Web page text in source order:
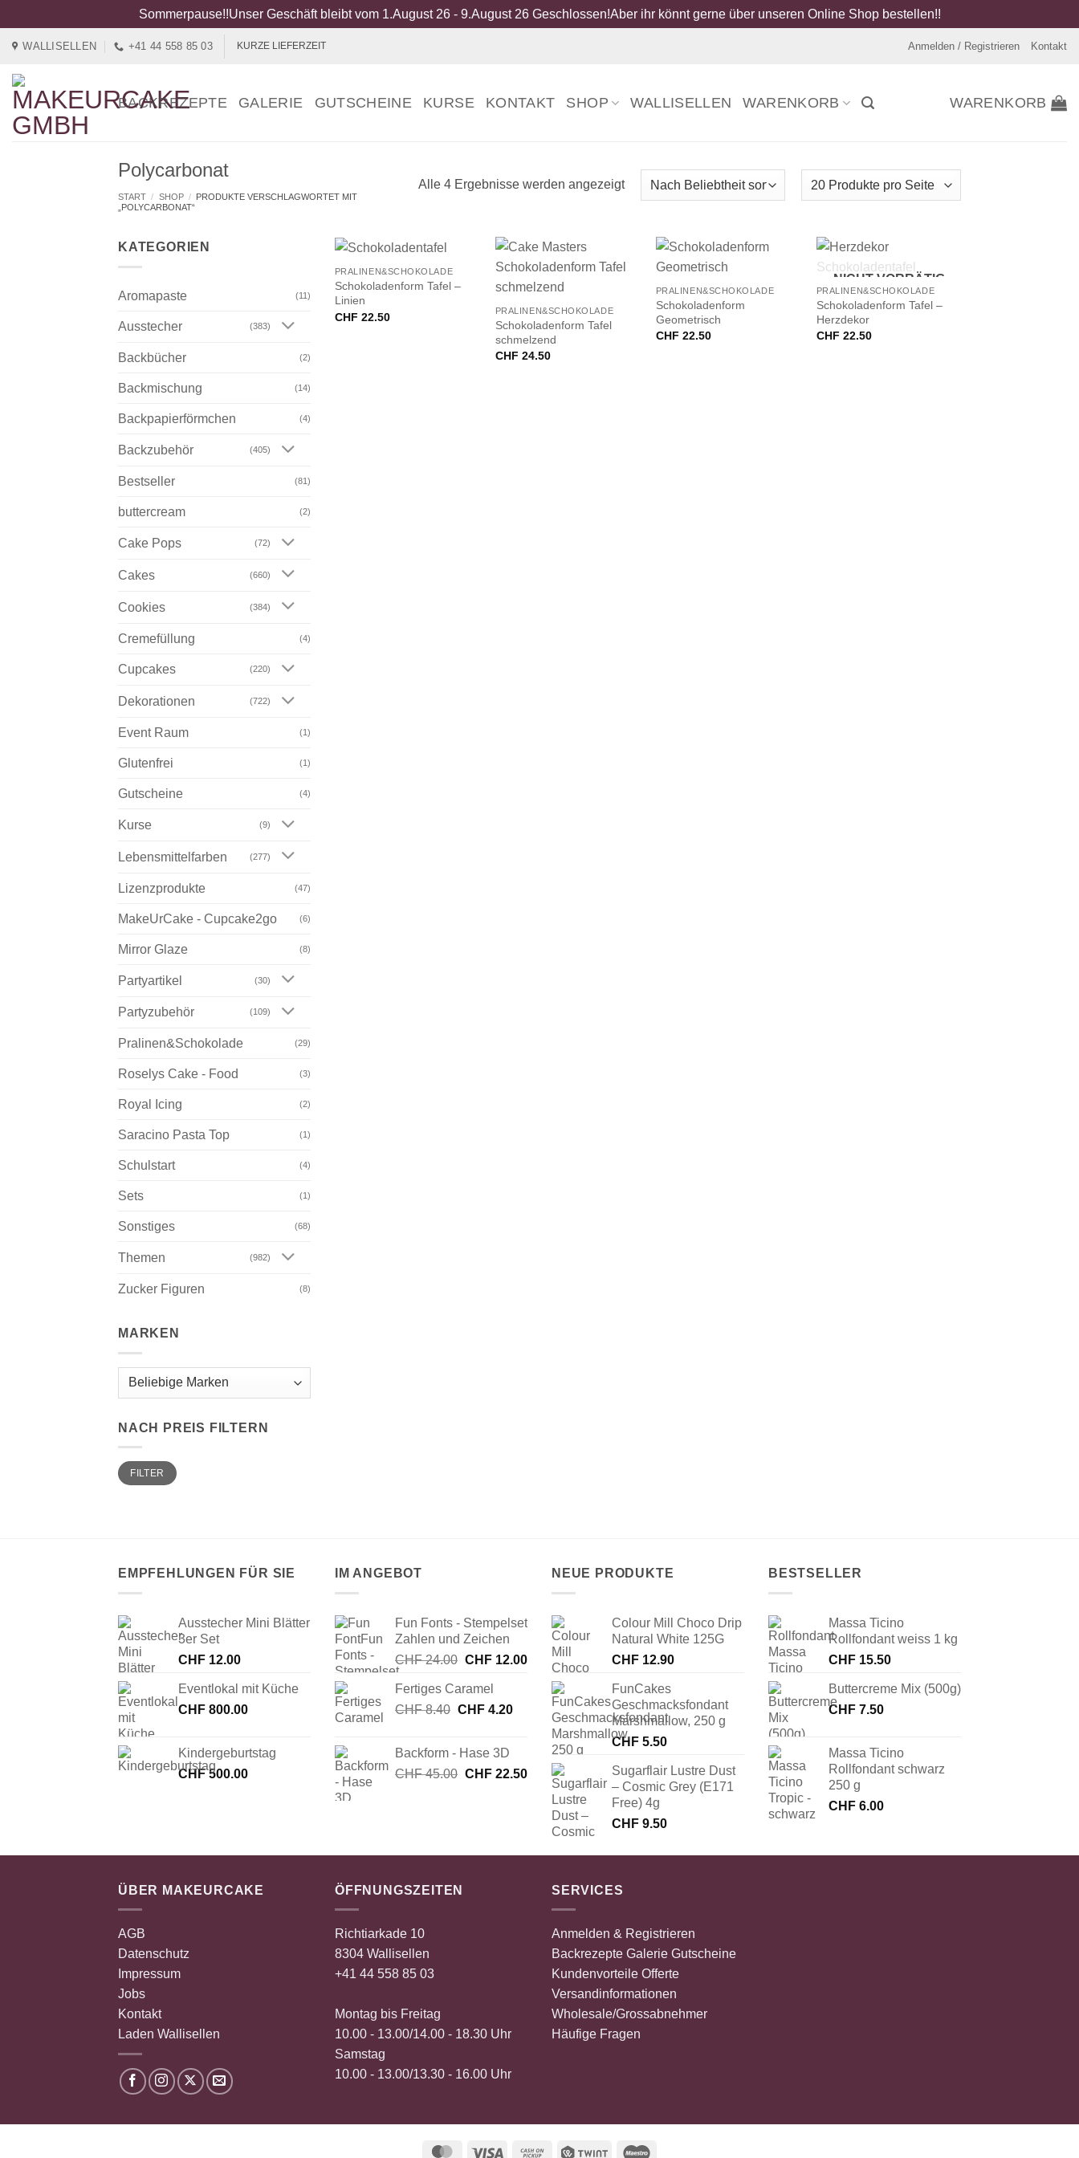
Sommerpause!!Unser Geschäft bleibt vom 1.August 26 - 9.August 26 Geschlossen!Aber ihr könnt gerne über unseren Online Shop bestellen!!
springen
WALLISELLEN +41 44 558 85 03 KURZE LIEFERZEIT Anmelden / Registrieren Kontakt
BACKREZEPTE GALERIE GUTSCHEINE KURSE KONTAKT SHOP WALLISELLEN WARENKORB WARENKORB
Polycarbonat
START / SHOP / PRODUKTE VERSCHLAGWORTET MIT
„POLYCARBONAT“
Alle 4 Ergebnisse werden angezeigtNach
Beliebtheit
KATEGORIEN
Aromapaste (11)
Ausstecher (383)
Backbücher (2)
Backmischung (14)
Backpapierförmchen (4)
Backzubehör (405)
Bestseller (81)
buttercream (2)
Cake Pops (72)
Cakes (660)
Cookies (384)
Cremefüllung (4)
Cupcakes (220)
Dekorationen (722)
Event Raum (1)
Glutenfrei (1)
Gutscheine (4)
Kurse (9)
Lebensmittelfarben (277)
Lizenzprodukte (47)
MakeUrCake - Cupcake2go (6)
Mirror Glaze (8)
Partyartikel (30)
Partyzubehör (109)
Pralinen&Schokolade (29)
Roselys Cake - Food (3)
Royal Icing (2)
Saracino Pasta Top (1)
Schulstart (4)
Sets (1)
Sonstiges (68)
Themen (982)
Zucker Figuren (8)
MARKEN
NACH PREIS FILTERN
Min.
Preis
Max.
PreisFILTER
+
PRALINEN&SCHOKOLADE
Schokoladenform Tafel –
Linien
CHF 22.50 PRALINEN&SCHOKOLADE
Schokoladenform Tafel
schmelzend
CHF 24.50
PRALINEN&SCHOKOLADE
Schokoladenform
Geometrisch
CHF 22.50
NICHT VORRÄTIG
PRALINEN&SCHOKOLADE
Schokoladenform Tafel –
Herzdekor
CHF 22.50
EMPFEHLUNGEN FÜR SIE
Ausstecher Mini Blätter
3er Set
CHF 12.00
Eventlokal mit Küche
CHF 800.00
Kindergeburtstag
CHF500.00
IM ANGEBOT
Fun Fonts - Stempelset
Zahlen und Zeichen
CHF24.00 Ursprünglicher
war:
CHF 24.00
CHF12.00Aktueller
Preis
CHF 12.00.
Fertiges Caramel
CHF8.40 Ursprünglicher
CHF 8.40
CHF4.20Aktueller
Backform - Hase 3D
CHF45.00 Ursprünglicher
CHF22.50Aktueller
Preis
CHF 22.50.
NEUE PRODUKTE
Colour Mill Choco Drip
Natural White 125G
CHF 12.90
FunCakes
Geschmacksfondant
Marshmallow, 250 g
CHF 5.50
Sugarflair Lustre Dust
– Cosmic Grey (E171
Free) 4g
CHF 9.50
BESTSELLER
Massa Ticino
Rollfondant weiss 1 kg
CHF 15.50
Buttercreme Mix (500g)
CHF 7.50
Massa Ticino
Rollfondant schwarz
250 g
CHF 6.00
ÜBER MAKEURCAKE
AGB
Datenschutz
Impressum
Jobs
Kontakt
Laden Wallisellen
ÖFFNUNGSZEITEN
Richtiarkade 10
8304 Wallisellen
+41 44 558 85 03
Montag bis Freitag
10.00 - 13.00/14.00 - 18.30 Uhr
Samstag
10.00 - 13.00/13.30 - 16.00 Uhr
SERVICES
Anmelden & Registrieren
Backrezepte Galerie Gutscheine
Kundenvorteile Offerte
Versandinformationen
Wholesale/Grossabnehmer
Häufige Fragen
MasterCardVisa Cash Twint